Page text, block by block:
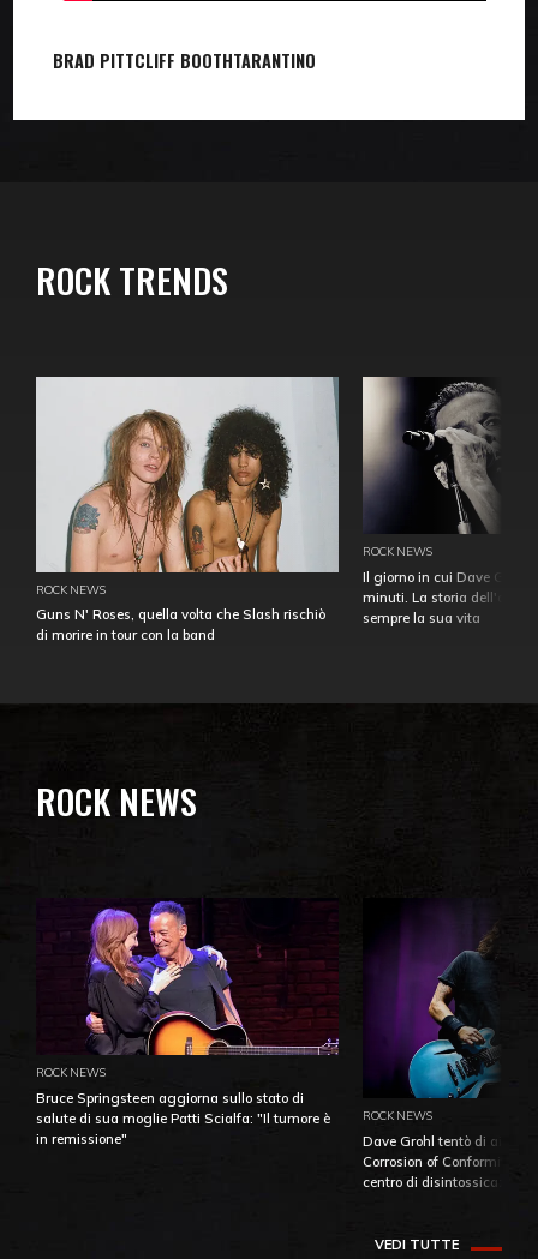
BRAD PITTCLIFF BOOTHTARANTINO
ROCK TRENDS
ROCK NEWS
Guns N' Roses, quella volta che Slash rischiò
di morire in tour con la band
ROCK NEWS
Il giorno in cui Dave
minuti. La storia
sempre la sua vita
ROCK NEWS
ROCK NEWS
Bruce Springsteen aggiorna sullo stato di
salute di sua moglie Patti Scialfa: "Il tumore è
in remissione"
ROCK NEWS
Dave Grohl tentò di
Corrosion of Conformity
centro di
VEDI TUTTE